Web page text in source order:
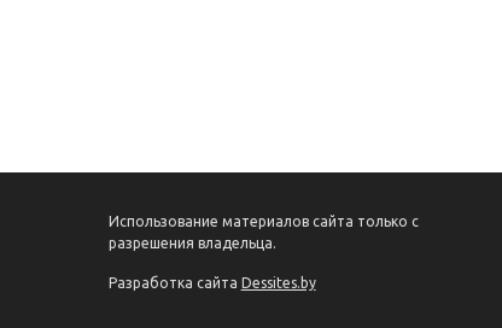
Использование материалов сайта только с
разрешения владельца.
Разработка сайта Dessites.by